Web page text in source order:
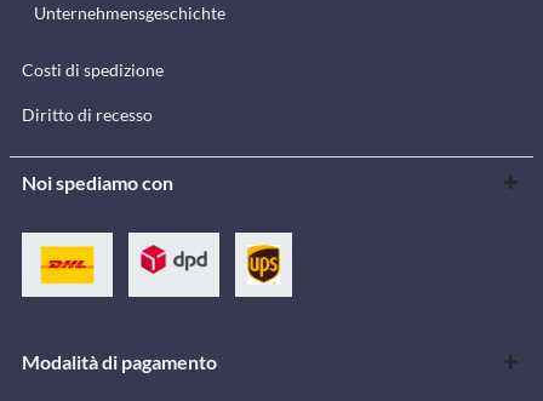
Unternehmensgeschichte
Costi di spedizione
Diritto di recesso
Noi spediamo con
Modalità di pagamento